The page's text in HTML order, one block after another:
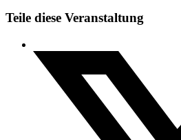
Teile diese Veranstaltung